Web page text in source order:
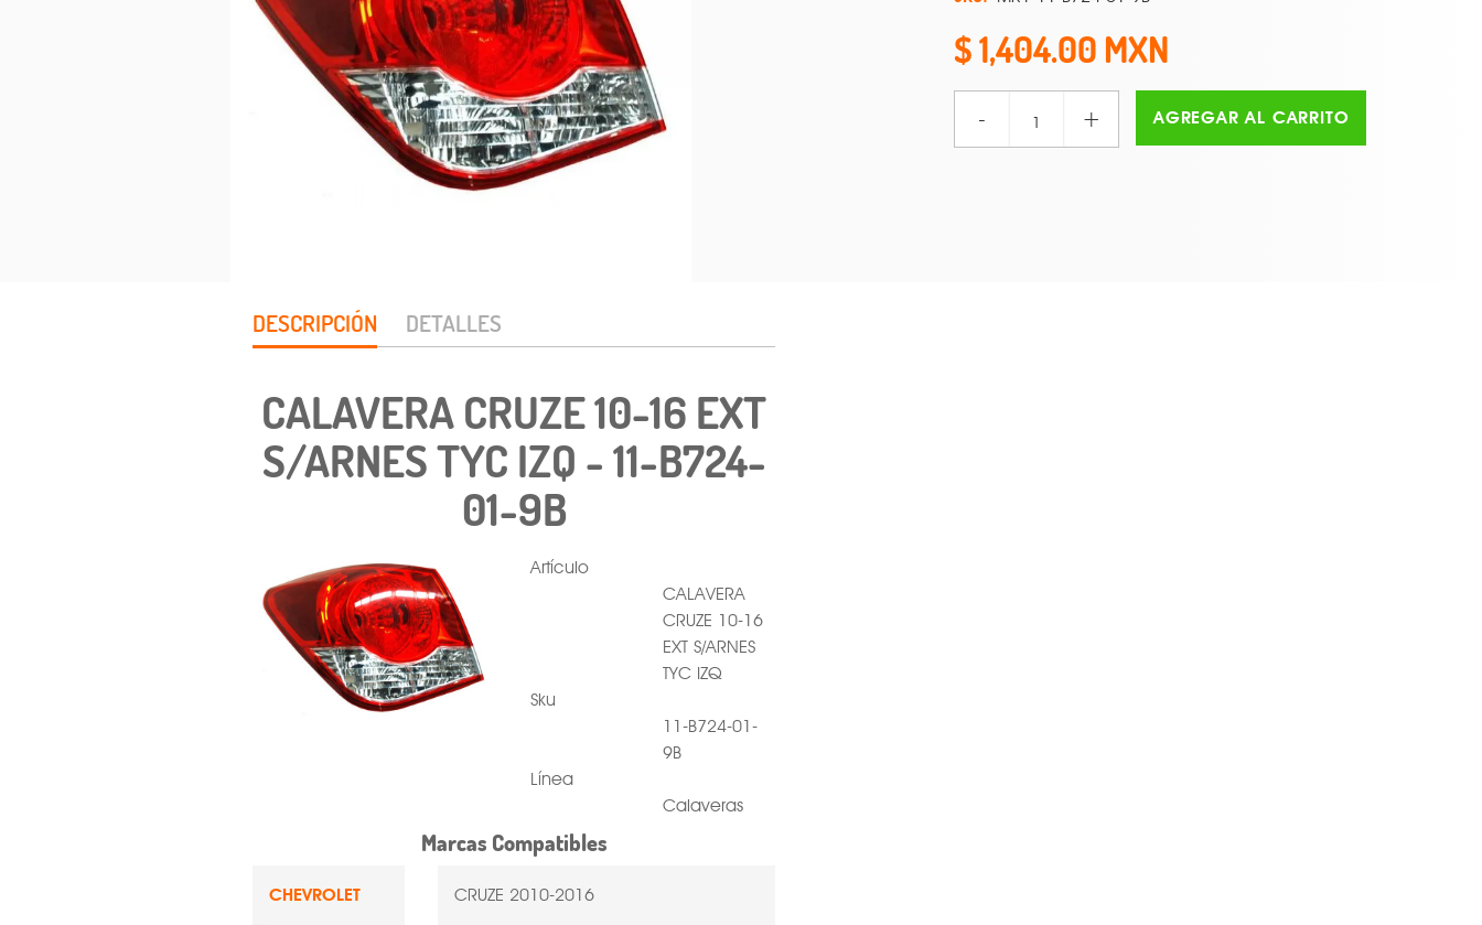
1,404.00
- + AGREGAR AL CARRITO
DESCRIPCIÓN DETALLES
CALAVERA CRUZE 10-16 EXT
S/ARNES TYC IZQ - 11-B724-
01-9B
Artículo
CALAVERA
CRUZE 10-16
EXT S/ARNES
TYC IZQ
Sku
11-B724-01-
9B
Línea
Calaveras
Marcas Compatibles
CHEVROLET CRUZE 2010-2016